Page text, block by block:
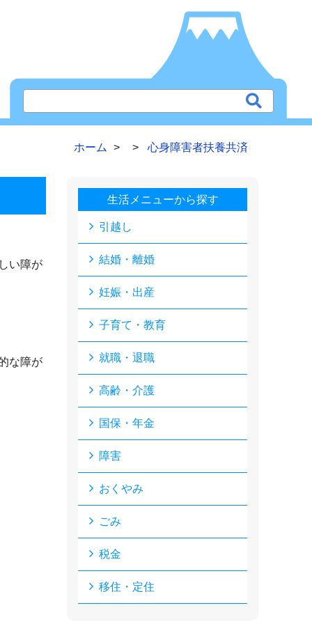
ホーム 心身障害者扶養共済
い障が
な障が
生活メニューから探す
引越し
結婚・離婚
妊娠・出産
子育て・教育
就職・退職
高齢・介護
国保・年金
障害
おくやみ
ごみ
税金
移住・定住